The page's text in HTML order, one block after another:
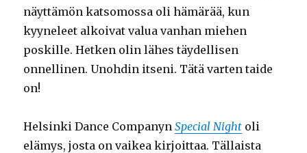
näyttämön katsomossa oli hämärää, kun
kyyneleet alkoivat valua vanhan miehen
poskille. Hetken olin lähes täydellisen
onnellinen. Unohdin itseni. Tätä varten taide
on!
Helsinki Dance CompanynSpecial Night oli
elämys, josta on vaikea kirjoittaa. Tällaista